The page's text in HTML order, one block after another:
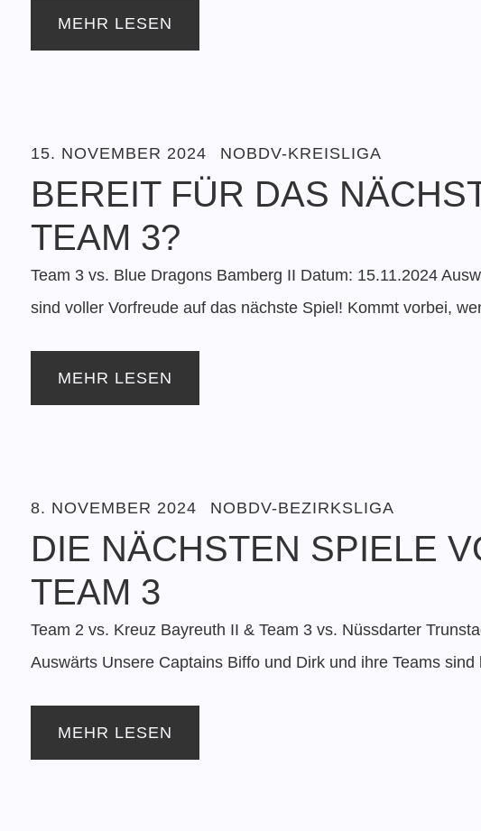
MEHR LESEN
15. NOVEMBER 2024 NOBDV-KREISLIGA
BEREIT FÜR DAS
TEAM 3?
Team 3 vs. Blue Dragons Bamberg II Datum: 15.11.2024
sind voller Vorfreude auf das nächste Spiel! Kommt vorbei,
MEHR LESEN
8. NOVEMBER 2024 NOBDV-BEZIRKSLIGA
DIE NÄCHSTEN SPIELE
TEAM 3
Team 2 vs. Kreuz Bayreuth II & Team 3 vs. Nüssdarter
Auswärts Unsere Captains Biffo und Dirk und ihre Teams
MEHR LESEN